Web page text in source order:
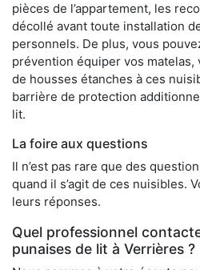
pièces de l’appartement, les
décollé avant toute installation
personnels. De plus, vous
prévention équiper vos
de housses étanches à ces
barrière de protection
lit.
La foire aux questions
Il n’est pas rare que des
quand il s’agit de ces nuisibles.
leurs réponses.
Quel professionnel
punaises de lit à Verrières ?